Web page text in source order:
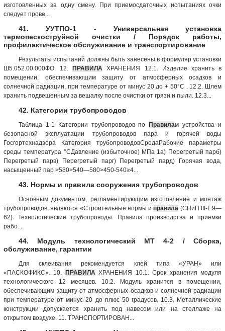
изготовленных за одну смену. При приемосдаточных испытаниях очки
следует прове...
41. УУТПО-1 - Универсальная установка
термопескоструйной очистки / Порядок работы,
профилактическое обслуживание и транспортирование
Результаты испытаний должны быть занесены в формуляр установки
Ш5.052.00.000ФО. 12.ПРАВИЛА ХРАНЕНИЯ 12.1. Изделие хранить в
помещении, обеспечивающим защиту от атмосферных осадков и
солнечной радиации, при температуре от минус 20 до + 50°С . 12.2. Шлем
хранить подвешенным за вешалку после очистки от грязи и пыли. 12.3...
42. Категории трубопроводов
Таблица 1-1 Категории трубопроводов поПравилам устройства и
безопасной эксплуатации трубопроводов пара и горячей воды
Госгортехнадзора Категория трубопроводовСредаРабочие параметры
среды температура °СДавление (избыточное) МПа 1а) Перегретый парб)
Перегретый парв) Перегретый парг) Перегретый пард) Горячая вода,
насыщенный пар >580>540—580>450-540≥4...
43. Нормы и правила сооружения трубопроводов
Основным документом, регламентирующим изготовление и монтаж
трубопроводов, являются «Строительные нормы иправила (СНиП III-Г.9—
62). Технологические трубопроводы. Правила производства и приемки
рабо...
44. Модуль технологический МТ 4-2 / Сборка,
обслуживание, гарантии
Для склеивания рекомендуется клей типа «УРАН» или
«ПАСКОФИКС». 10. ПРАВИЛА ХРАНЕНИЯ 10.1. Срок хранения модуля
технологического 12 месяцев. 10.2. Модуль хранится в помещении,
обеспечивающим защиту от атмосферных осадков и солнечной радиации
при температуре от минус 20 до плюс 50 градусов. 10.3. Металлические
конструкции допускается хранить под навесом или на стеллаже на
открытом воздухе. 11. ТРАНСПОРТИРОВАН...